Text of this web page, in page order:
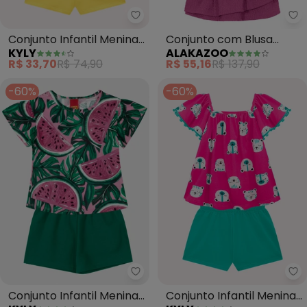
Kyly - Conjunto Infantil Menina
Conjunto Infantil Menina
em Algodão (Rosa)
KYLY
R$ 33,70R$ 74,90
Conjunto com Blusa
Bordada e Shorts Saia
(Rosa)
ALAKAZOO
R$ 55,16R$ 137,90
-60%
Kyly - Conjunto Infantil Menina
Conjunto Infantil Menina
-60%
Conjunto Infantil Menina